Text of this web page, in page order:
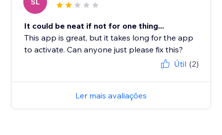
SL
It could be neat if not for one thing...
This app is great, but it takes long for the app
to activate. Can anyone just please fix this?
Útil (2)
Ler mais avaliações